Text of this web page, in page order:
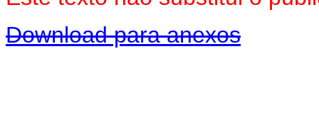
Download para anexos